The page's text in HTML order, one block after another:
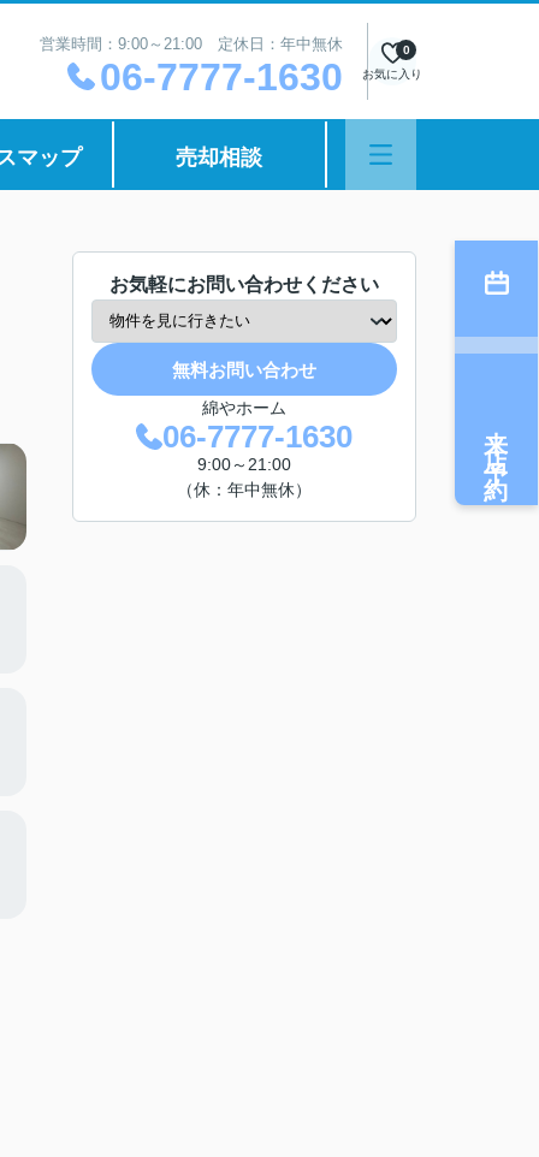
営業時間：9:00～21:00 定休日：年中無休
06-7777-1630 お気に入り
0
マップ 売却相談
お気軽にお問い合わせください
無料お問い合わせ
綿やホーム
06-7777-1630
9:00～21:00
（休：年中無休）
来店予約